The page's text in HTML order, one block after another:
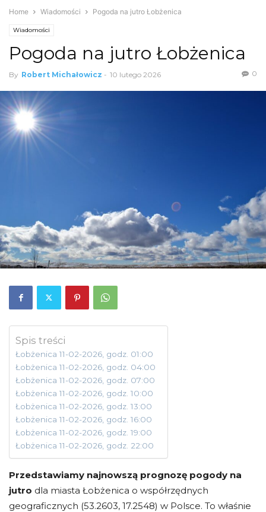
Home Wiadomości Pogoda na jutro Łobżenica
Wiadomości
Pogoda na jutro Łobżenica
By Robert Michałowicz - 10 lutego 2026 0
Spis treści
Łobżenica 11-02-2026, godz. 01:00
Łobżenica 11-02-2026, godz. 04:00
Łobżenica 11-02-2026, godz. 07:00
Łobżenica 11-02-2026, godz. 10:00
Łobżenica 11-02-2026, godz. 13:00
Łobżenica 11-02-2026, godz. 16:00
Łobżenica 11-02-2026, godz. 19:00
Łobżenica 11-02-2026, godz. 22:00
Przedstawiamy najnowszą prognozę pogody na
jutro dla miasta Łobżenica o współrzędnych
geograficznych (53.2603, 17.2548) w Polsce. To właśnie